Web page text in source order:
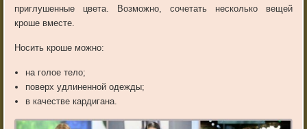
приглушенные цвета. Возможно, сочетать несколько вещей
кроше вместе.
Носить кроше можно:
на голое тело;
поверх удлиненной одежды;
в качестве кардигана.